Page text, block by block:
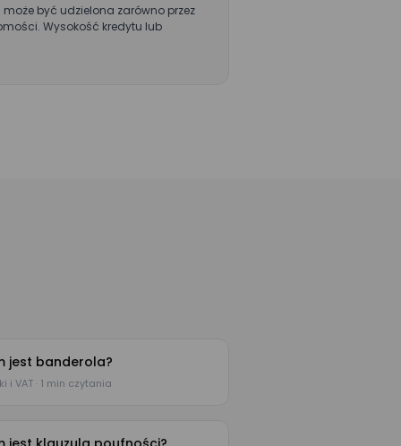
może być udzielona zarówno przez
Wysokość kredytu lub
jest banderola?
i VAT · 1 min czytania